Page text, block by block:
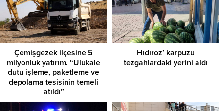
Çemişgezek ilçesine 5
milyonluk yatırım. “Ulukale
dutu işleme, paketleme ve
depolama tesisinin temeli
atıldı”
Hıdıroz’ karpuzu
tezgahlardaki yerini aldı